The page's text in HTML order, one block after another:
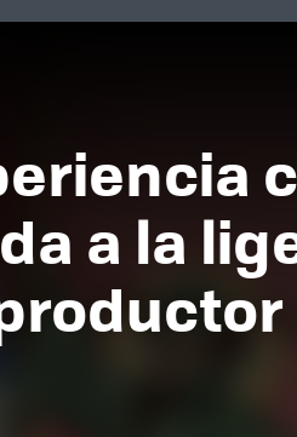
a la